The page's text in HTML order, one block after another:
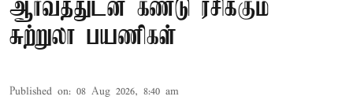
ஆர்வத்துடன் கண்டு ரசிக்கும்
சுற்றுலா பயணிகள்
Published on: 08 Aug 2026, 8:40 am